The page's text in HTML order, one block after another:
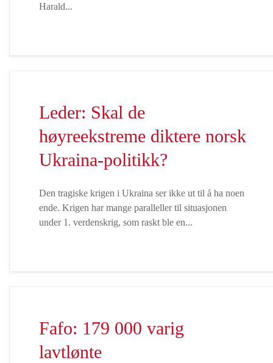
Harald...
Leder: Skal de
høyreekstreme diktere norsk
Ukraina-politikk?
Den tragiske krigen i Ukraina ser ikke ut til å ha noen
ende. Krigen har mange paralleller til situasjonen
under 1. verdenskrig, som raskt ble en...
Fafo: 179 000 varig
lavtlønte